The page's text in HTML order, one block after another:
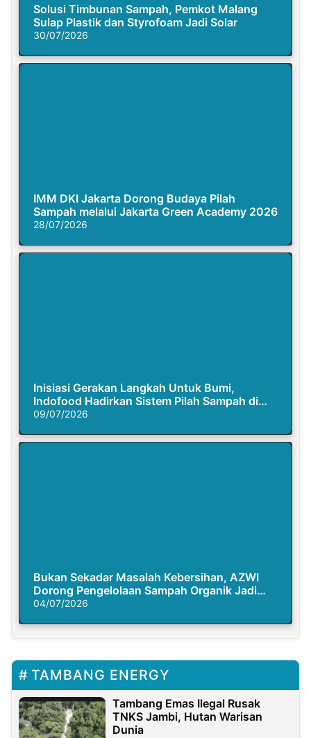
Solusi Timbunan Sampah, Pemkot Malang
Sulap Plastik dan Styrofoam Jadi Solar
30/07/2026
IMM DKI Jakarta Dorong Budaya Pilah
Sampah melalui Jakarta Green Academy 2026
28/07/2026
Inisiasi Gerakan Langkah Untuk Bumi,
Indofood Hadirkan Sistem Pilah Sampah di
Semasa Piknik
09/07/2026
Bukan Sekadar Masalah Kebersihan, AZWI
Dorong Pengelolaan Sampah Organik Jadi
Solusi Krisis Iklim
04/07/2026
TAMBANG ENERGY
Tambang Emas Ilegal Rusak
TNKS Jambi, Hutan Warisan
Dunia